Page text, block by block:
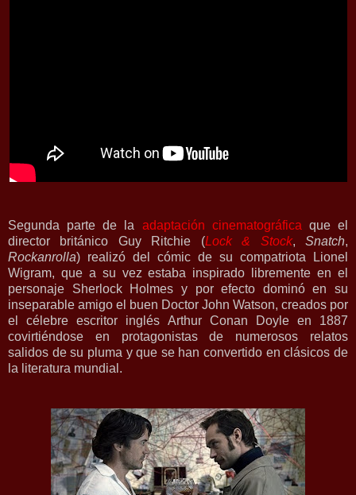
Segunda parte de la adaptación cinematográfica que el
director británico Guy Ritchie (Lock & Stock,Snatch,
Rockanrolla) realizó del cómic de su compatriota Lionel
Wigram, que a su vez estaba inspirado libremente en el
personaje Sherlock Holmes y por efecto dominó en su
inseparable amigo el buen Doctor John Watson, creados por
el célebre escritor inglés Arthur Conan Doyle en 1887
covirtiéndose en protagonistas de numerosos relatos
salidos de su pluma y que se han convertido en clásicos de
la literatura mundial.